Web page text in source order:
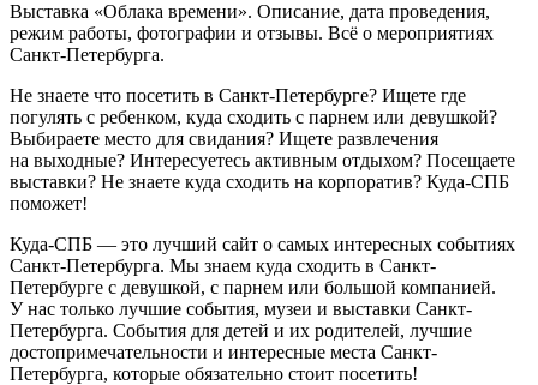
Выставка «Облака времени». Описание, дата проведения,
режим работы, фотографии и отзывы. Всё о мероприятиях
Санкт-Петербурга.
Не знаете что посетить в Санкт-Петербурге? Ищете где
погулять с ребенком, куда сходить с парнем или девушкой?
Выбираете место для свидания? Ищете развлечения
на выходные? Интересуетесь активным отдыхом? Посещаете
выставки? Не знаете куда сходить на корпоратив? Куда-СПБ
поможет!
Куда-СПБ — это лучший сайт о самых интересных событиях
Санкт-Петербурга. Мы знаем куда сходить в Санкт-
Петербурге с девушкой, с парнем или большой компанией.
У нас только лучшие события, музеи и выставки Санкт-
Петербурга. События для детей и их родителей, лучшие
достопримечательности и интересные места Санкт-
Петербурга, которые обязательно стоит посетить!